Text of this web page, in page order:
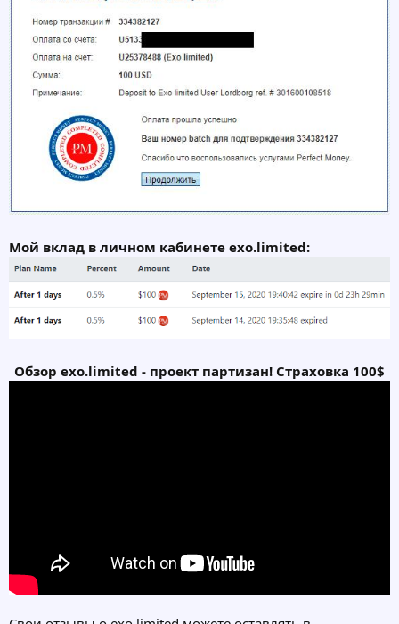
Мой вклад в личном кабинете exo.limited:
Обзор exo.limited - проект партизан! Страховка 100$